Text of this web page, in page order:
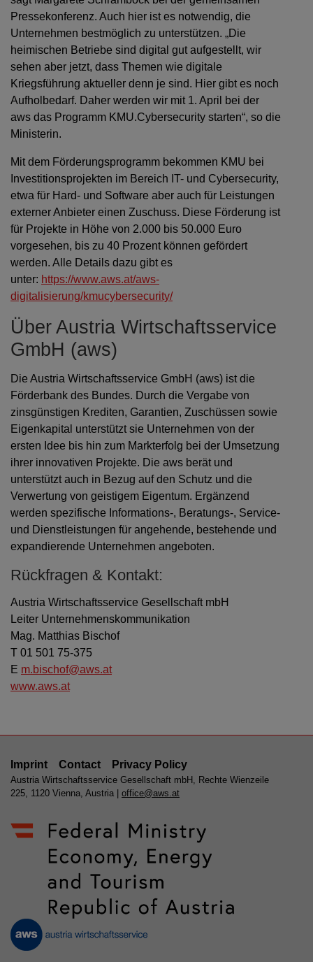
Pressekonferenz. Auch hier ist es notwendig, die
Unternehmen bestmöglich zu unterstützen. „Die
heimischen Betriebe sind digital gut aufgestellt, wir
sehen aber jetzt, dass Themen wie digitale
Kriegsführung aktueller denn je sind. Hier gibt es noch
Aufholbedarf. Daher werden wir mit 1. April bei der
aws das Programm KMU.Cybersecurity starten“, so die
Ministerin.
Mit dem Förderungsprogramm bekommen KMU bei
Investitionsprojekten im Bereich IT- und Cybersecurity,
etwa für Hard- und Software aber auch für Leistungen
externer Anbieter einen Zuschuss. Diese Förderung ist
für Projekte in Höhe von 2.000 bis 50.000 Euro
vorgesehen, bis zu 40 Prozent können gefördert
werden. Alle Details dazu gibt es
unter: https://www.aws.at/aws-
digitalisierung/kmucybersecurity/
Über Austria Wirtschaftsservice
GmbH (aws)
Die Austria Wirtschaftsservice GmbH (aws) ist die
Förderbank des Bundes. Durch die Vergabe von
zinsgünstigen Krediten, Garantien, Zuschüssen sowie
Eigenkapital unterstützt sie Unternehmen von der
ersten Idee bis hin zum Markterfolg bei der Umsetzung
ihrer innovativen Projekte. Die aws berät und
unterstützt auch in Bezug auf den Schutz und die
Verwertung von geistigem Eigentum. Ergänzend
werden spezifische Informations-, Beratungs-, Service-
und Dienstleistungen für angehende, bestehende und
expandierende Unternehmen angeboten.
Rückfragen & Kontakt:
Austria Wirtschaftsservice Gesellschaft mbH
Leiter Unternehmenskommunikation
Mag. Matthias Bischof
T 01 501 75-375
E m.bischof@aws.at
www.aws.at
Imprint Contact Privacy Policy
Austria Wirtschaftsservice Gesellschaft mbH, Rechte Wienzeile
225, 1120 Vienna, Austria | office@aws.at